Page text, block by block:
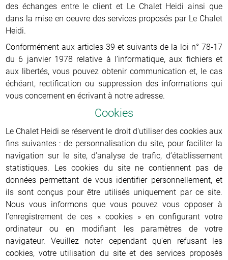
des échanges entre le client et Le Chalet Heidi ainsi que
dans la mise en oeuvre des services proposés par Le Chalet
Heidi.
Conformément aux articles 39 et suivants de la loi n° 78-17
du 6 janvier 1978 relative à l’informatique, aux fichiers et
aux libertés, vous pouvez obtenir communication et, le cas
échéant, rectification ou suppression des informations qui
vous concernent en écrivant à notre adresse.
Cookies
Le Chalet Heidi se réservent le droit d'utiliser des cookies aux
fins suivantes : de personnalisation du site, pour faciliter la
navigation sur le site, d’analyse de trafic, d’établissement
statistiques. Les cookies du site ne contiennent pas de
données permettant de vous identifier personnellement, et
ils sont conçus pour être utilisés uniquement par ce site.
Nous vous informons que vous pouvez vous opposer à
l’enregistrement de ces « cookies » en configurant votre
ordinateur ou en modifiant les paramètres de votre
navigateur. Veuillez noter cependant qu'en refusant les
cookies, votre utilisation du site et des services proposés